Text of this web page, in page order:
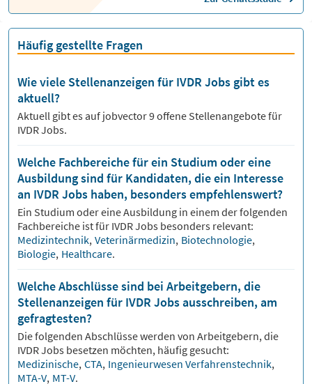
Häufig gestellte Fragen
Wie viele Stellenanzeigen für IVDR Jobs gibt es
aktuell?
Aktuell gibt es auf jobvector9offene Stellenangebote für
IVDR Jobs.
Welche Fachbereiche für ein Studium oder eine
Ausbildung sind für Kandidaten, die ein Interesse
an IVDR Jobs haben, besonders empfehlenswert?
Ein Studium oder eine Ausbildung in einem der folgenden
Fachbereiche ist für IVDRJobs besonders relevant:
Medizintechnik, Veterinärmedizin, Biotechnologie,
Biologie, Healthcare.
Welche Abschlüsse sind bei Arbeitgebern, die
Stellenanzeigen für IVDR Jobs ausschreiben, am
gefragtesten?
Die folgenden Abschlüsse werden von Arbeitgebern, die
IVDRJobs besetzen möchten, häufig gesucht:
Medizinische, CTA, Ingenieurwesen Verfahrenstechnik,
MTA-V, MT-V.